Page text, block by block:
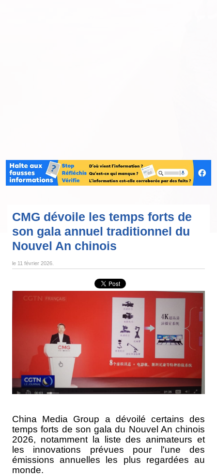
CMG dévoile les temps forts de
son gala annuel traditionnel du
Nouvel An chinois
le 11 février 2026
China Media Group a dévoilé certains des
temps forts de son gala du Nouvel An chinois
2026, notamment la liste des animateurs et
les innovations prévues pour l'une des
émissions annuelles les plus regardées au
monde.